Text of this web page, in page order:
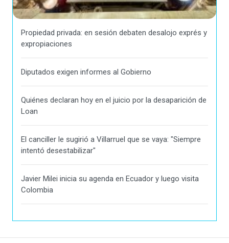
Propiedad privada: en sesión debaten desalojo exprés y
expropiaciones
Diputados exigen informes al Gobierno
Quiénes declaran hoy en el juicio por la desaparición de
Loan
El canciller le sugirió a Villarruel que se vaya: "Siempre
intentó desestabilizar"
Javier Milei inicia su agenda en Ecuador y luego visita
Colombia